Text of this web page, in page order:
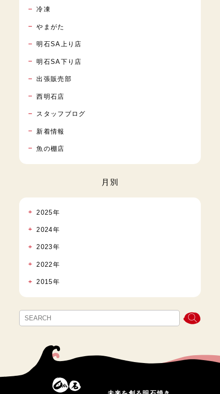
冷凍
やまがた
明石SA上り店
明石SA下り店
出張販売部
西明石店
スタッフブログ
新着情報
魚の棚店
月別
2025年
2024年
2023年
2022年
2015年